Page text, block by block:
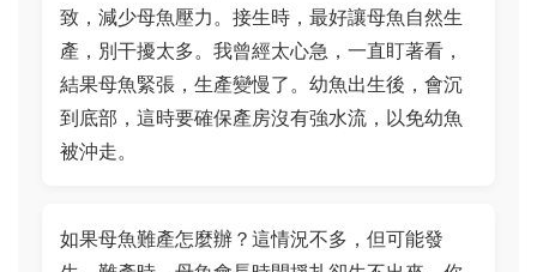
致，減少母魚壓力。接生時，最好讓母魚自然生
產，別干擾太多。我曾經太心急，一直盯著看，
結果母魚緊張，生產變慢了。幼魚出生後，會沉
到底部，這時要確保產房沒有強水流，以免幼魚
被沖走。
如果母魚難產怎麼辦？這情況不多，但可能發